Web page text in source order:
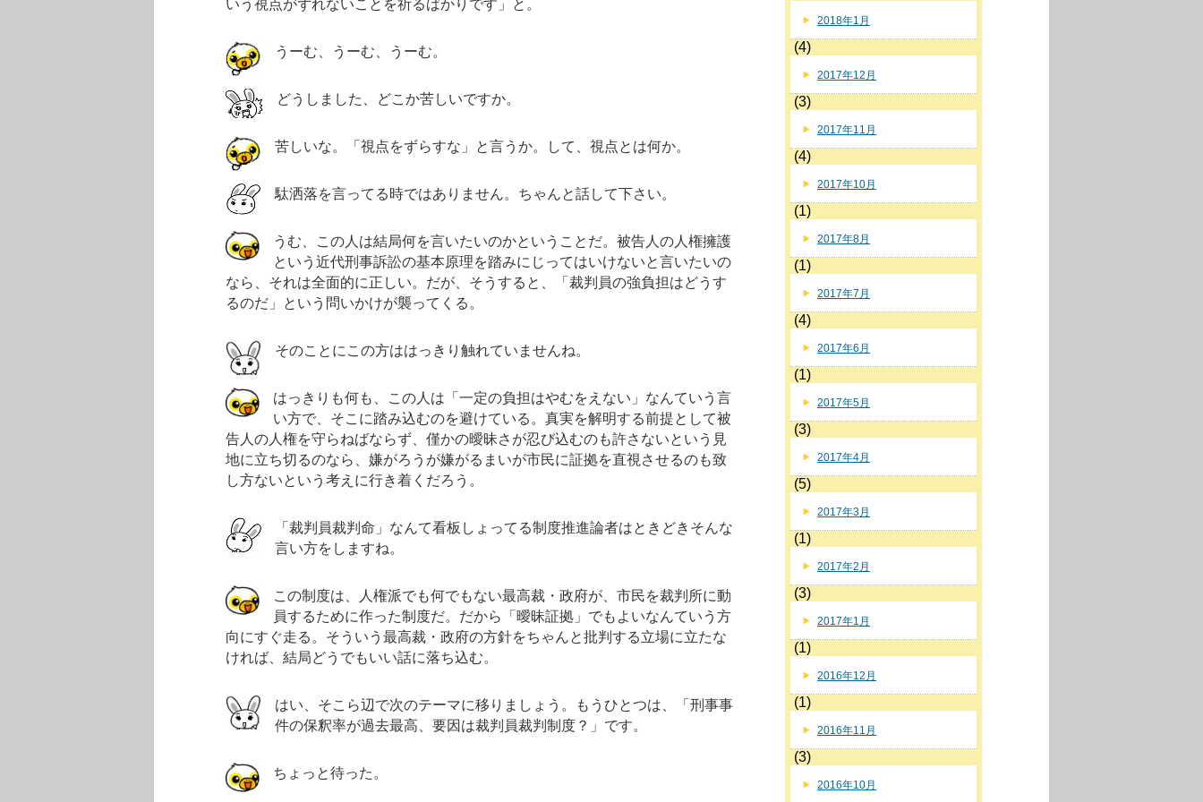
いう視点がずれないことを祈るばかりです」と。
うーむ、うーむ、うーむ。
どうしました、どこか苦しいですか。
苦しいな。「視点をずらすな」と言うか。して、視点とは何か。
駄洒落を言ってる時ではありません。ちゃんと話して下さい。
うむ、この人は結局何を言いたいのかということだ。被告人の人権擁護
という近代刑事訴訟の基本原理を踏みにじってはいけないと言いたいの
なら、それは全面的に正しい。だが、そうすると、「裁判員の強負担はどうす
るのだ」という問いかけが襲ってくる。
そのことにこの方ははっきり触れていませんね。
はっきりも何も、この人は「一定の負担はやむをえない」なんていう言
い方で、そこに踏み込むのを避けている。真実を解明する前提として被
告人の人権を守らねばならず、僅かの曖昧さが忍び込むのも許さないという見
地に立ち切るのなら、嫌がろうが嫌がるまいが市民に証拠を直視させるのも致
し方ないという考えに行き着くだろう。
「裁判員裁判命」なんて看板しょってる制度推進論者はときどきそんな
言い方をしますね。
この制度は、人権派でも何でもない最高裁・政府が、市民を裁判所に動
員するために作った制度だ。だから「曖昧証拠」でもよいなんていう方
向にすぐ走る。そういう最高裁・政府の方針をちゃんと批判する立場に立たな
ければ、結局どうでもいい話に落ち込む。
はい、そこら辺で次のテーマに移りましょう。もうひとつは、「刑事事
件の保釈率が過去最高、要因は裁判員裁判制度？」です。
ちょっと待った。
2018年1月
(4)
2017年12月
(3)
2017年11月
(4)
2017年10月
(1)
2017年8月
(1)
2017年7月
(4)
2017年6月
(1)
2017年5月
(3)
2017年4月
(5)
2017年3月
(1)
2017年2月
(3)
2017年1月
(1)
2016年12月
(1)
2016年11月
(3)
2016年10月